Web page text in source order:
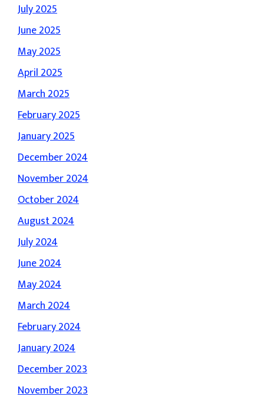
July 2025
June 2025
May 2025
April 2025
March 2025
February 2025
January 2025
December 2024
November 2024
October 2024
August 2024
July 2024
June 2024
May 2024
March 2024
February 2024
January 2024
December 2023
November 2023